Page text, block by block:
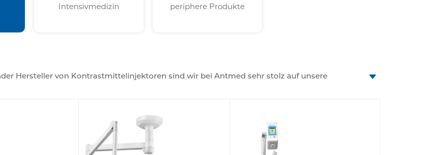
Intensivmedizin
periphere Produkte
Hersteller von Kontrastmittelinjektoren sind wir bei Antmed sehr stolz auf unsere